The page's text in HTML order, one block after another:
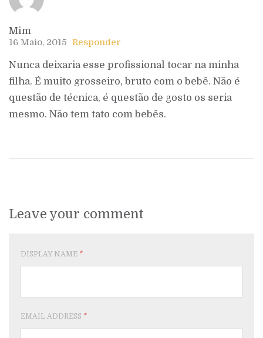
Mim
16 Maio, 2015 Responder
Nunca deixaria esse profissional tocar na minha
filha. É muito grosseiro, bruto com o bebê. Não é
questão de técnica, é questão de gosto os seria
mesmo. Não tem tato com bebês.
Leave your comment
DISPLAY NAME *
EMAIL ADDRESS *